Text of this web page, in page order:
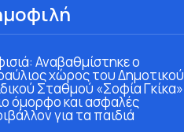
Αναβαθμίστηκε ο
χώρος του Δημοτικού
Σταθμού «Σοφία Γκίκα»
όμορφο και ασφαλές
για τα παιδιά